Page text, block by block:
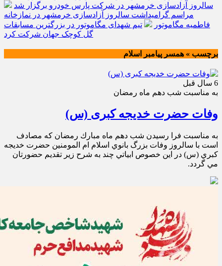
سالروز آزادسازی خرمشهر در شرکت پارس خودرو برگزار شد
مراسم گرامیداشت سالروز آزادسازی خرمشهر در نمازخانه
فاطمیه مگاموتور
تیم شهدای مگاموتور در بزرگترین مسابقات
گل کوچک جهان شرکت کرد
برچسب » همسر پيامبر اسلام
6 سال قبل
به مناسبت شب دهم ماه رمضان
وفات حضرت خدیجه کبری (س)
به مناسبت فرا رسيدن شب دهم ماه مبارك رمضان كه مصادف
است با سالروز وفات بزرگ بانوي اسلام ام المومنين حضرت خديجه
كبري (س) در اين خصوص ابياتي چند به شرح زير تقديم حضورتان
مي گردد.